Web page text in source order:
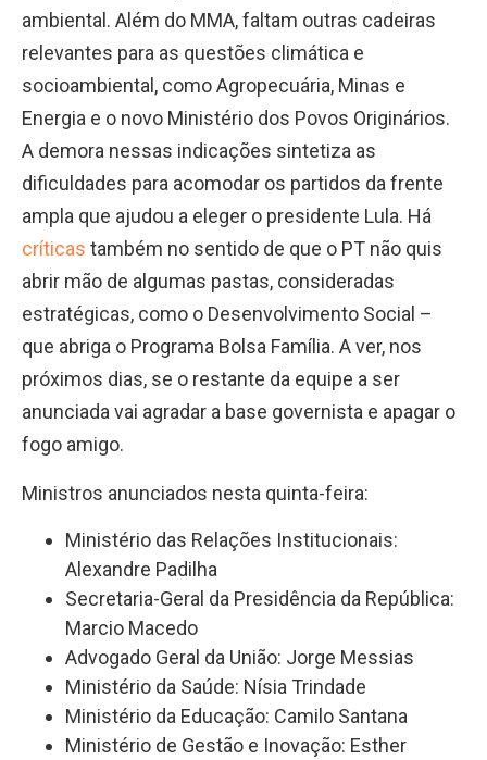
ambiental. Além do MMA, faltam outras cadeiras
relevantes para as questões climática e
socioambiental, como Agropecuária, Minas e
Energia e o novo Ministério dos Povos Originários.
A demora nessas indicações sintetiza as
dificuldades para acomodar os partidos da frente
ampla que ajudou a eleger o presidente Lula. Há
críticas também no sentido de que o PT não quis
abrir mão de algumas pastas, consideradas
estratégicas, como o Desenvolvimento Social –
que abriga o Programa Bolsa Família. A ver, nos
próximos dias, se o restante da equipe a ser
anunciada vai agradar a base governista e apagar o
fogo amigo.
Ministros anunciados nesta quinta-feira:
Ministério das Relações Institucionais:
Alexandre Padilha
Secretaria-Geral da Presidência da República:
Marcio Macedo
Advogado Geral da União: Jorge Messias
Ministério da Saúde: Nísia Trindade
Ministério da Educação: Camilo Santana
Ministério de Gestão e Inovação: Esther